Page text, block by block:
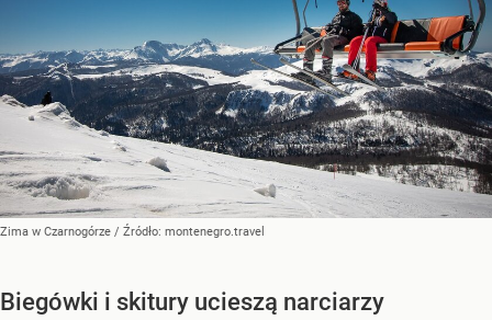
Zima w Czarnogórze / Źródło: montenegro.travel
Biegówki i skitury ucieszą narciarzy